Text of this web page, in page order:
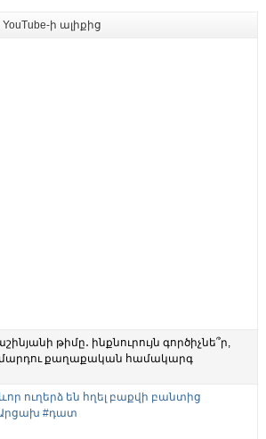
ի ալիքից
թիմը․ ինքնուրույն գործիչնե՞ր,
մարդու քաղաքական համակարգ
ուղերձ են հղել բաքվի բանտից
#դատ